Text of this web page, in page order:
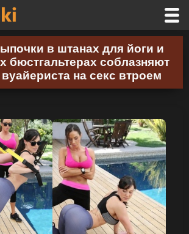
в штанах для йоги и
бюстгальтерах соблазняют
на секс втроем